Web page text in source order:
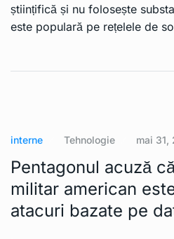
științifică și nu folosește
este populară pe rețelele de
interne Tehnologie mai 31,
Pentagonul acuză
militar american
atacuri bazate pe